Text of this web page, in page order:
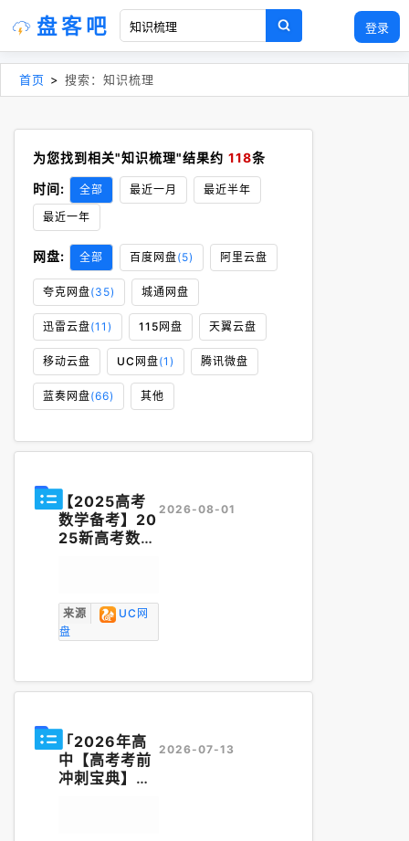
登录
盘客吧
首页 > 搜索：知识梳理
为您找到相关"知识梳理"结果约 118条
时间:
全部 最近一月
最近半年
最近一年
网盘: 全部 百度网盘(5) 阿里云盘
夸克网盘(35) 城通网盘
迅雷云盘(11) 115网盘 天翼云盘
移动云盘 UC网盘(1) 腾讯微盘
蓝奏网盘(66) 其他
【2025高考
数学备考】20
25新高考数学
考点专项模块
四篇汇总梳理
来源
UC网
盘
2026-08-01
「2026年高
中【高考考前
冲刺宝典】 知
2026-07-13